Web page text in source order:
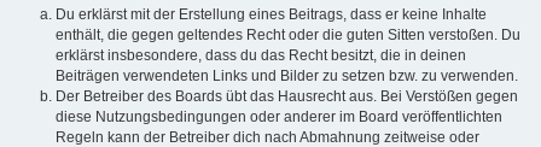
Du erklärst mit der Erstellung eines Beitrags, dass er keine Inhalte
enthält, die gegen geltendes Recht oder die guten Sitten verstoßen. Du
erklärst insbesondere, dass du das Recht besitzt, die in deinen
Beiträgen verwendeten Links und Bilder zu setzen bzw. zu verwenden.
Der Betreiber des Boards übt das Hausrecht aus. Bei Verstößen gegen
diese Nutzungsbedingungen oder anderer im Board veröffentlichten
Regeln kann der Betreiber dich nach Abmahnung zeitweise oder